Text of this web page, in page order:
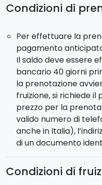
Condizioni di
Per effettuare la
pagamento
Il saldo deve essere
bancario 40 giorni
la prenotazione
fruizione, si richiede il
prezzo per la
valido numero di
anche in Italia),
di un documento
Condizioni di